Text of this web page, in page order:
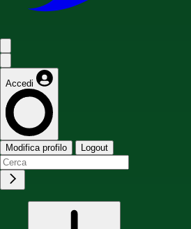
Accedi
Modifica profilo Logout